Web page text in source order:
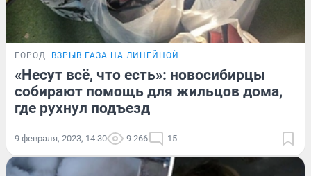
ГОРОД ВЗРЫВ ГАЗА НА ЛИНЕЙНОЙ
«Несут всё, что есть»: новосибирцы
собирают помощь для жильцов дома,
где рухнул подъезд
9 февраля, 2023, 14:30 9 266 15